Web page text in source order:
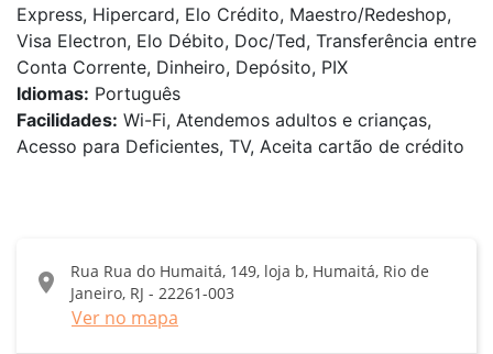
Express, Hipercard, Elo Crédito, Maestro/Redeshop,
Visa Electron, Elo Débito, Doc/Ted, Transferência entre
Conta Corrente, Dinheiro, Depósito, PIX
Idiomas: Português
Facilidades: Wi-Fi, Atendemos adultos e crianças,
Acesso para Deficientes, TV, Aceita cartão de crédito
location_on
Rua Rua do Humaitá, 149, loja b, Humaitá, Rio de
Janeiro, RJ - 22261-003
Ver no mapa